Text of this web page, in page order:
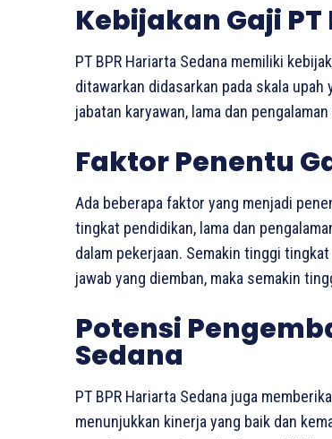
Kebijakan Gaji
PT BPR Hariarta Sedana memiliki
ditawarkan didasarkan pada skala
jabatan karyawan, lama dan
Faktor Penentu
Ada beberapa faktor yang menjadi
tingkat pendidikan, lama dan
dalam pekerjaan. Semakin tinggi
jawab yang diemban, maka semakin
Potensi
Sedana
PT BPR Hariarta Sedana juga
menunjukkan kinerja yang baik dan